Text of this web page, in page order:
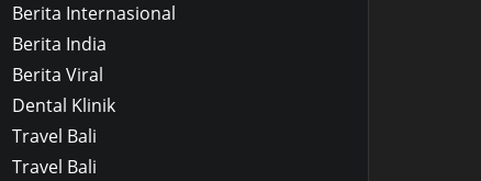
Berita Internasional
Berita India
Berita Viral
Dental Klinik
Travel Bali
Travel Bali